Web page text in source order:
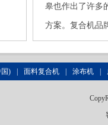
皋也作出了许多
方案。复合机品
) 面料复合机 涂布机